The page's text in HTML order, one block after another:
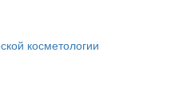
косметологии